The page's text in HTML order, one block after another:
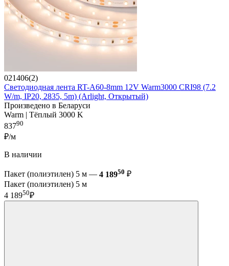
021406(2)
Светодиодная лента RT-A60-8mm 12V Warm3000 CRI98 (7.2
W/m, IP20, 2835, 5m) (Arlight, Открытый)
Произведено в Беларуси
Warm | Тёплый 3000 K
83790
₽/м
В наличии
Пакет (полиэтилен) 5 м — 4 18950 ₽
Пакет (полиэтилен) 5 м
4 18950₽